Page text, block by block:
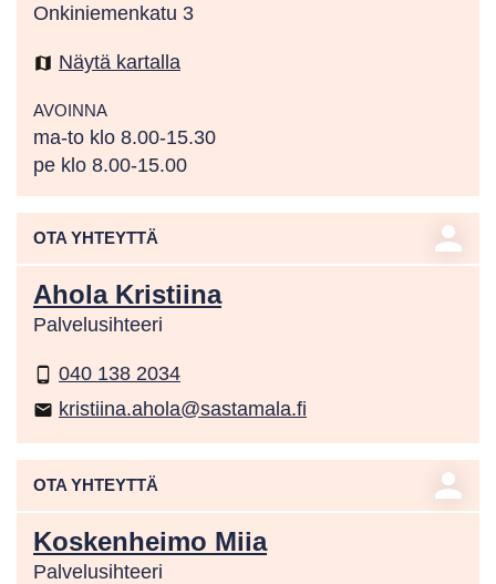
Onkiniemenkatu 3
map Näytä kartalla
AVOINNA
ma-to klo 8.00-15.30
pe klo 8.00-15.00
OTA YHTEYTTÄ person
Ahola Kristiina
Palvelusihteeri
phone_android 040 138 2034
email kristiina.ahola@sastamala.fi
OTA YHTEYTTÄ person
Koskenheimo Miia
Palvelusihteeri